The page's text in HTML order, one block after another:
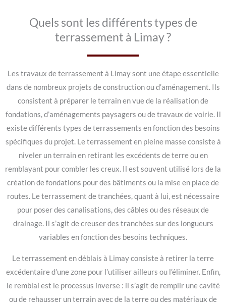
Quels sont les différents types de
terrassement à Limay ?
Les travaux de terrassement à Limay sont une étape essentielle
dans de nombreux projets de construction ou d’aménagement. Ils
consistent à préparer le terrain en vue de la réalisation de
fondations, d’aménagements paysagers ou de travaux de voirie. Il
existe différents types de terrassements en fonction des besoins
spécifiques du projet. Le terrassement en pleine masse consiste à
niveler un terrain en retirant les excédents de terre ou en
remblayant pour combler les creux. Il est souvent utilisé lors de la
création de fondations pour des bâtiments ou la mise en place de
routes. Le terrassement de tranchées, quant à lui, est nécessaire
pour poser des canalisations, des câbles ou des réseaux de
drainage. Il s’agit de creuser des tranchées sur des longueurs
variables en fonction des besoins techniques.
Le terrassement en déblais à Limay consiste à retirer la terre
excédentaire d’une zone pour l’utiliser ailleurs ou l’éliminer. Enfin,
le remblai est le processus inverse : il s’agit de remplir une cavité
ou de rehausser un terrain avec de la terre ou des matériaux de